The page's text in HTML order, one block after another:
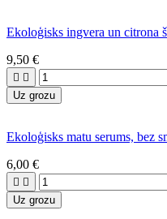
Ekoloģisks ingvera un citrona
9,50 €
 
Uz grozu
Ekoloģisks matu serums, bez
6,00 €
 
Uz grozu